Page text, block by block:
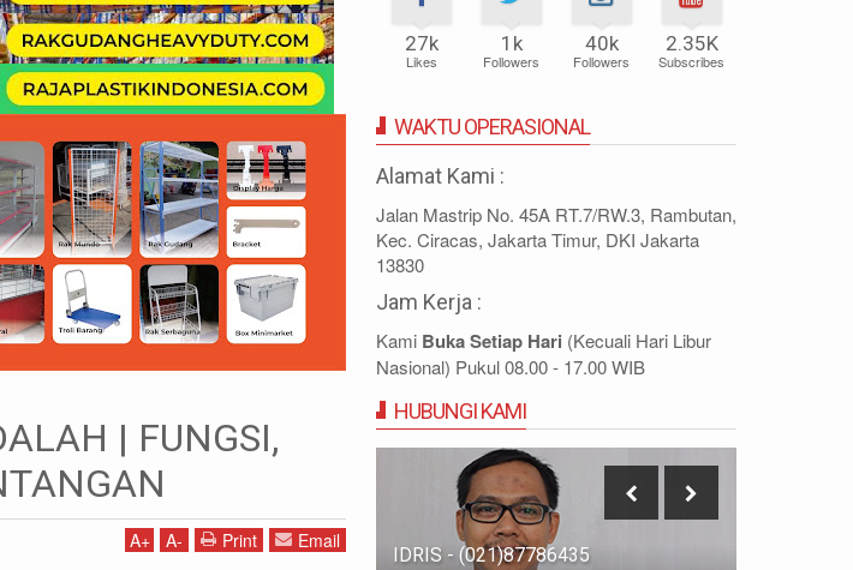
FUNGSI, ASPEK, PERAN DAN TANTANGAN
| FUNGSI,
A+ A- Print Email
27k
Likes
1k
Followers
40k
Followers
2.35K
Subscribes
WAKTU OPERASIONAL
Alamat Kami :
Jalan Mastrip No. 45A RT.7/RW.3, Rambutan,
Kec. Ciracas, Jakarta Timur, DKI Jakarta
13830
Jam Kerja :
Kami Buka Setiap Hari (Kecuali Hari Libur
Nasional) Pukul 08.00 - 17.00 WIB
HUBUNGI KAMI
DIDIN - (021)87786434 IDRIS - (021)87786435